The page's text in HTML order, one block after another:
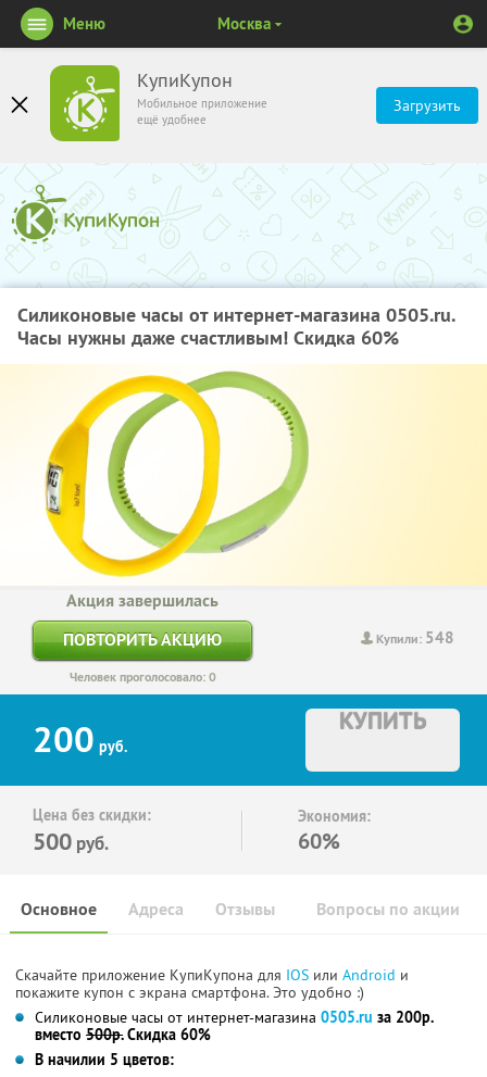
КупиКупон
Мобильное приложение
ещё удобнее
Загрузить
Меню Москва
Силиконовые часы от интернет-магазина 0505.ru.
Часы нужны даже счастливым! Скидка 60%
Купили: 548
Акция завершилась
ПОВТОРИТЬ АКЦИЮ
Человек проголосовало: 0
200 руб.
КУПИТЬ
Цена без скидки:
500 руб.
Экономия:
60%
Основное Отзывы Вопросы по акции
Адреса
Скачайте приложение КупиКупона для IOS или Android и
покажите купон с экрана смартфона. Это удобно :)
Силиконовые часы от интернет-магазина 0505.ru за 200р.
вместо 500р.Скидка 60%
В начилии 5 цветов: